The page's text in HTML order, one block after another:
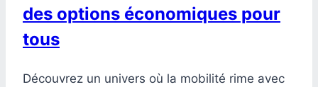
des options économiques pour
tous
Découvrez un univers où la mobilité rime avec